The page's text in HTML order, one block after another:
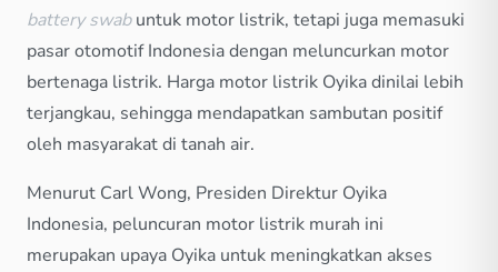
battery swabuntuk motor listrik, tetapi juga memasuki
pasar otomotif Indonesia dengan meluncurkan motor
bertenaga listrik. Harga motor listrik Oyika dinilai lebih
terjangkau, sehingga mendapatkan sambutan positif
oleh masyarakat di tanah air.
Menurut Carl Wong, Presiden Direktur Oyika
Indonesia, peluncuran motor listrik murah ini
merupakan upaya Oyika untuk meningkatkan akses